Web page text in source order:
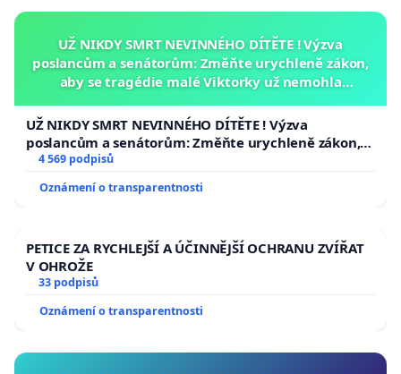
UŽ NIKDY SMRT NEVINNÉHO DÍTĚTE ! Výzva
poslancům a senátorům: Změňte urychleně zákon,
aby se tragédie malé Viktorky už nemohla
UŽ NIKDY SMRT NEVINNÉHO DÍTĚTE ! Výzva
poslancům a senátorům: Změňte urychleně zákon,
aby se tragédie malé Viktorky už nemohla opakovat!
4 569 podpisů
Oznámení o transparentnosti
PETICE ZA RYCHLEJŠÍ A ÚČINNĚJŠÍ OCHRANU ZVÍŘAT
V OHROŽE
33 podpisů
Oznámení o transparentnosti